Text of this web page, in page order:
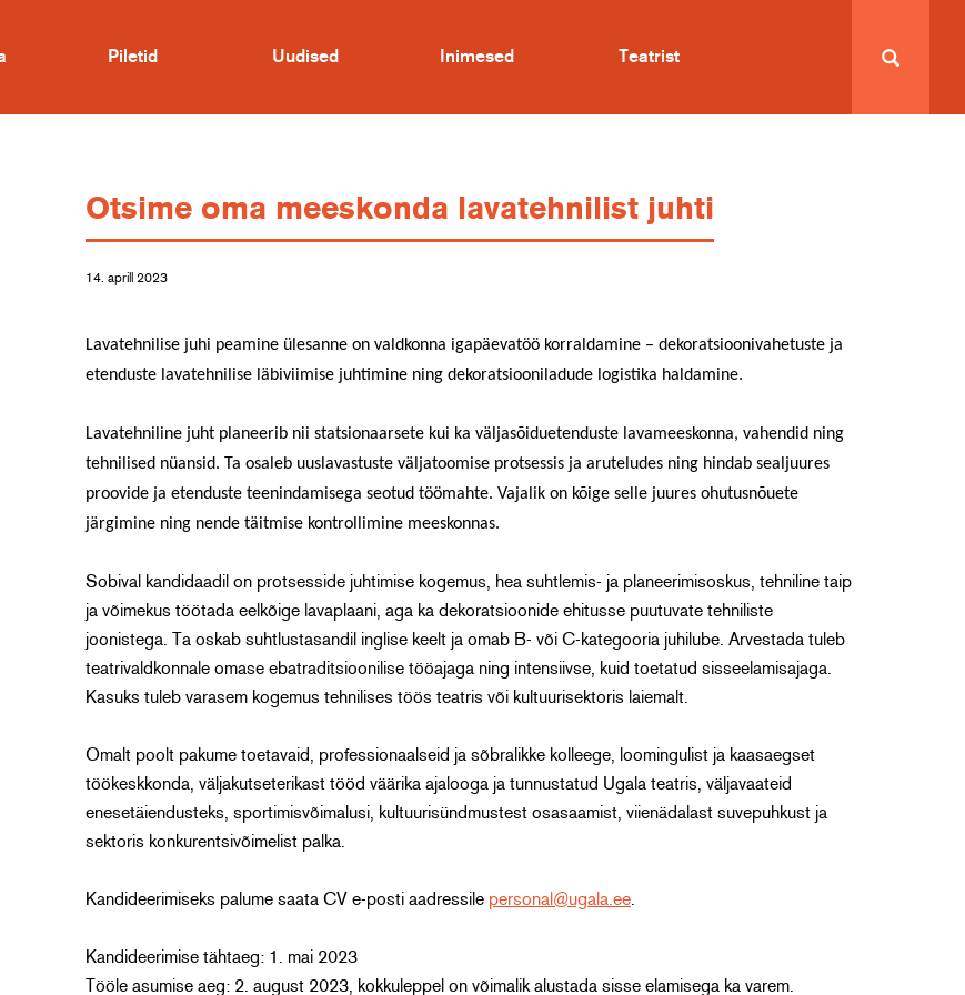
Piletid Uudised Inimesed Teatrist
Otsime oma meeskonda lavatehnilist juhti
14. aprill 2023
Lavatehnilise juhi peamine ülesanne on valdkonna igapäevatöö korraldamine – dekoratsioonivahetuste ja
etenduste lavatehnilise läbiviimise juhtimine ning dekoratsiooniladude logistika haldamine.
Lavatehniline juht planeerib nii statsionaarsete kui ka väljasõiduetenduste lavameeskonna, vahendid ning
tehnilised nüansid. Ta osaleb uuslavastuste väljatoomise protsessis ja aruteludes ning hindab sealjuures
proovide ja etenduste teenindamisega seotud töömahte. Vajalik on kõige selle juures ohutusnõuete
järgimine ning nende täitmise kontrollimine meeskonnas.
Sobival kandidaadil on protsesside juhtimise kogemus, hea suhtlemis- ja planeerimisoskus, tehniline taip
ja võimekus töötada eelkõige lavaplaani, aga ka dekoratsioonide ehitusse puutuvate tehniliste
joonistega. Ta oskab suhtlustasandil inglise keelt ja omab B- või C-kategooria juhilube. Arvestada tuleb
teatrivaldkonnale omase ebatraditsioonilise tööajaga ning intensiivse, kuid toetatud sisseelamisajaga.
Kasuks tuleb varasem kogemus tehnilises töös teatris või kultuurisektoris laiemalt.
Omalt poolt pakume toetavaid, professionaalseid ja sõbralikke kolleege, loomingulist ja kaasaegset
töökeskkonda, väljakutseterikast tööd väärika ajalooga ja tunnustatud Ugala teatris, väljavaateid
enesetäiendusteks, sportimisvõimalusi, kultuurisündmustest osasaamist, viienädalast suvepuhkust ja
sektoris konkurentsivõimelist palka.
Kandideerimiseks palume saata CV e-posti aadressile personal@ugala.ee
Kandideerimise tähtaeg: 1. mai 2023
Tööle asumise aeg: 2. august 2023, kokkuleppel on võimalik alustada sisse elamisega ka varem.